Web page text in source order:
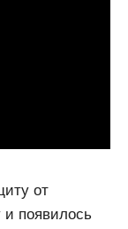
от
появилось